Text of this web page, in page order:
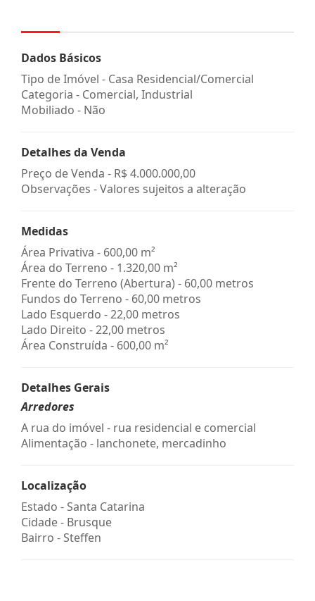
Dados Básicos
Tipo de Imóvel - Casa Residencial/Comercial
Categoria - Comercial, Industrial
Mobiliado - Não
Detalhes da Venda
Preço de Venda - R$ 4.000.000,00
Observações - Valores sujeitos a alteração
Medidas
Área Privativa - 600,00 m²
Área do Terreno - 1.320,00 m²
Frente do Terreno (Abertura) - 60,00 metros
Fundos do Terreno - 60,00 metros
Lado Esquerdo - 22,00 metros
Lado Direito - 22,00 metros
Área Construída - 600,00 m²
Detalhes Gerais
Arredores
A rua do imóvel - rua residencial e comercial
Alimentação - lanchonete, mercadinho
Localização
Estado -Santa Catarina
Cidade - Brusque
Bairro -Steffen